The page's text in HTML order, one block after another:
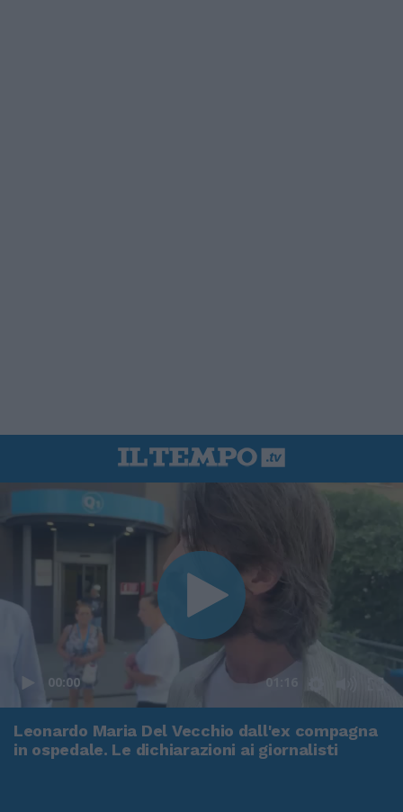
00:00 01:16
Leonardo Maria Del Vecchio dall'ex compagna
in ospedale. Le dichiarazioni ai giornalisti